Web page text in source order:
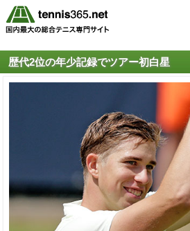
歴代2位の年少記録でツアー初白星